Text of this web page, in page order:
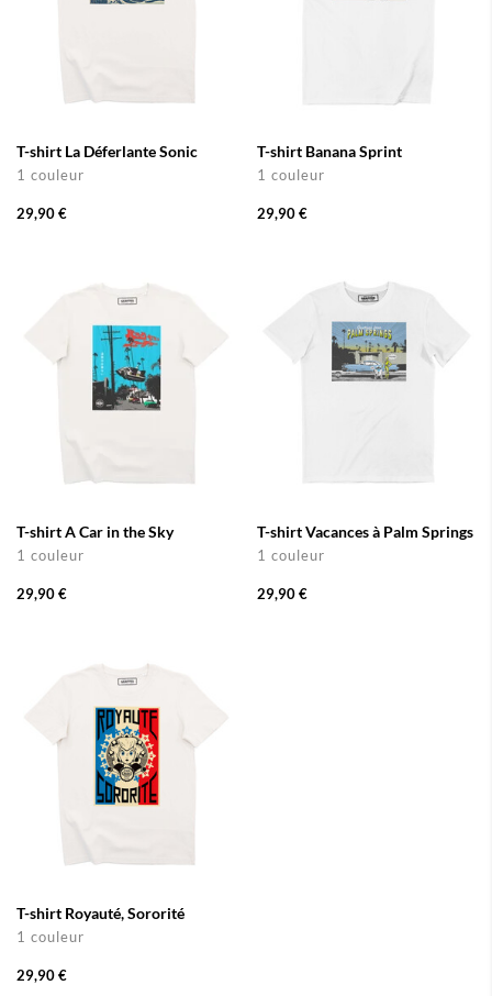
T-shirt La Déferlante Sonic
1 couleur
29,90 €
T-shirt Banana Sprint
1 couleur
29,90 €
T-shirt A Car in the Sky
1 couleur
29,90 €
T-shirt Vacances à Palm Springs
1 couleur
29,90 €
T-shirt Royauté, Sororité
1 couleur
29,90 €